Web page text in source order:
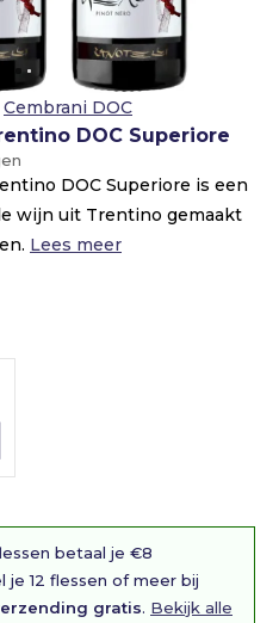
Cembrani DOC
DOC Superiore
DOC Superiore is een
wijn uit Trentino gemaakt
Lees meer
betaal je €8
12 flessen of meer bij
gratis. Bekijk alle